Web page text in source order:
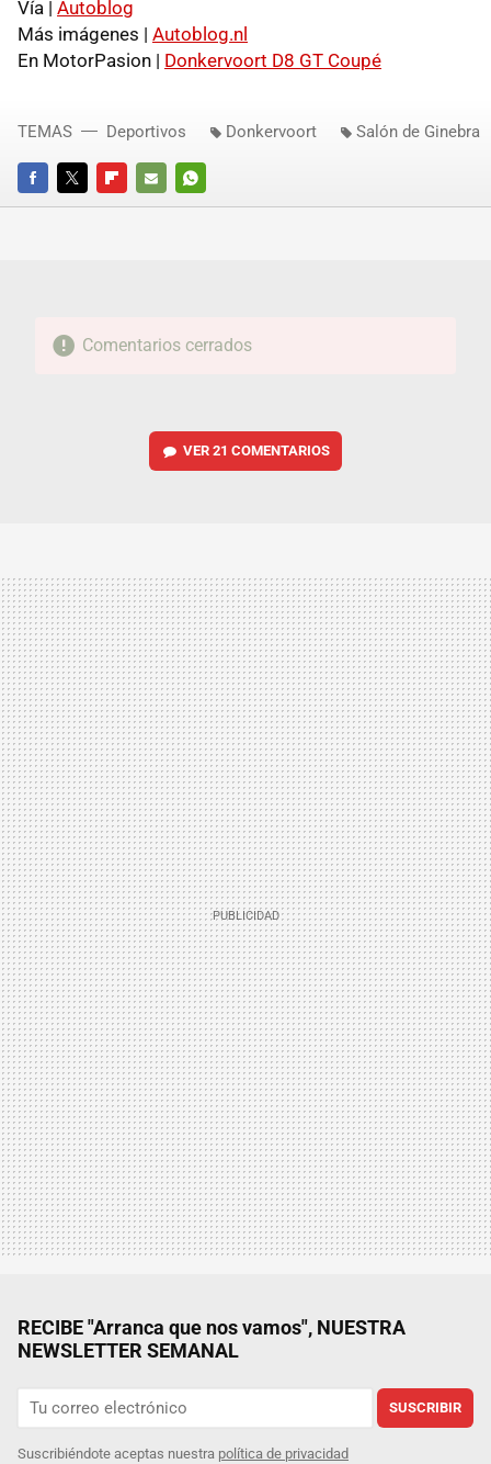
Vía | Autoblog
Más imágenes | Autoblog.nl
En MotorPasion | Donkervoort D8 GT Coupé
FACEBOOKTWITTERFLIPBOARD
E-
WHATSAPP
TEMAS Deportivos Donkervoort Salón de Ginebra
Comentarios cerrados
VER 21 COMENTARIOS
RECIBE "Arranca que nos vamos", NUESTRA
NEWSLETTER SEMANAL
SUSCRIBIR
Suscribiéndote aceptas nuestra política de privacidad